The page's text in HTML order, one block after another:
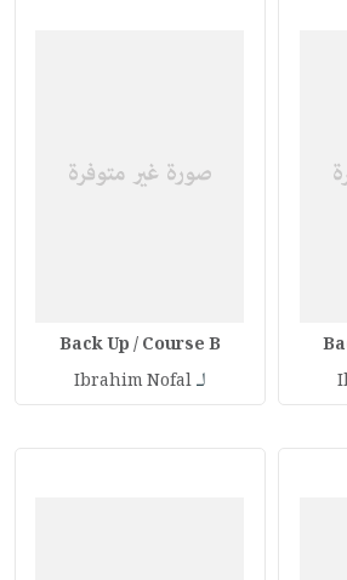
Back Up / Course B
لـIbrahim Nofal